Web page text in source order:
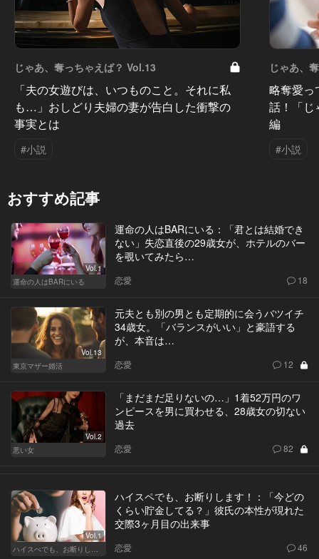
じゃあ、奪っちゃえば？ Vol.13
「夫の女遊びは、いつものこと。それに私
も…」おしどり夫婦の妻が告白した衝撃の
事実とは
#小説
じゃあ、
略奪愛っ
話！「じ
編
#小説
おすすめ記事
Vol.1
運命の人はBARにいる
運命の人はBARにいる：「君とは結婚でき
ない」失恋直後の29歳女が、ホテルのバー
を覗いてみたら…
恋愛 18
Vol.13
東京マザー婚活
元夫とも別の男とも定期的に会うバツイチ
34歳女。「バランスがいい」と豪語する
が、本音は…
恋愛 12
Vol.2
悪い女
「まだまだ足りないの…」1着52万円のワ
ンピースを男に買わせる、28歳女の切ない
過去
恋愛 82
Vol.1
ハイスぺでも、お断りします！
ハイスペでも、お断りします！：「今どの
くらい貯金してる？」彼氏の本性が現れた
交際3ヶ月目の出来事
恋愛 46